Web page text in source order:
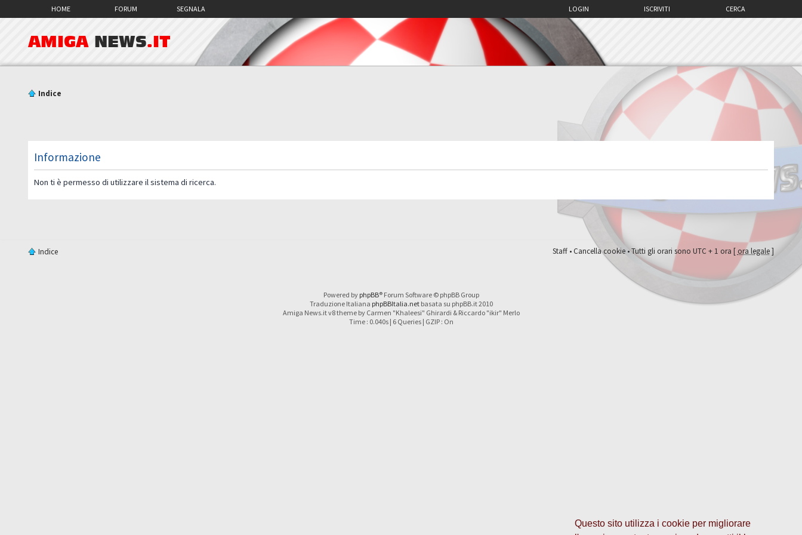
Questo sito utilizza i cookie per migliorare
HOME FORUM SEGNALA CERCA
ISCRIVITI
LOGIN
AMIGA NEWS.IT
Indice
Informazione
Non ti è permesso di utilizzare il sistema di ricerca.
Indice Staff•Cancella cookie• Tutti gli orari sono UTC + 1 ora [ ora legale]
Powered by phpBB® Forum Software © phpBB Group
Traduzione Italiana phpBBItalia.netbasata su phpBB.it 2010
Amiga News.it v8 theme by Carmen "Khaleesi" Ghirardi & Riccardo "ikir" Merlo
Time : 0.040s | 6 Queries | GZIP : On